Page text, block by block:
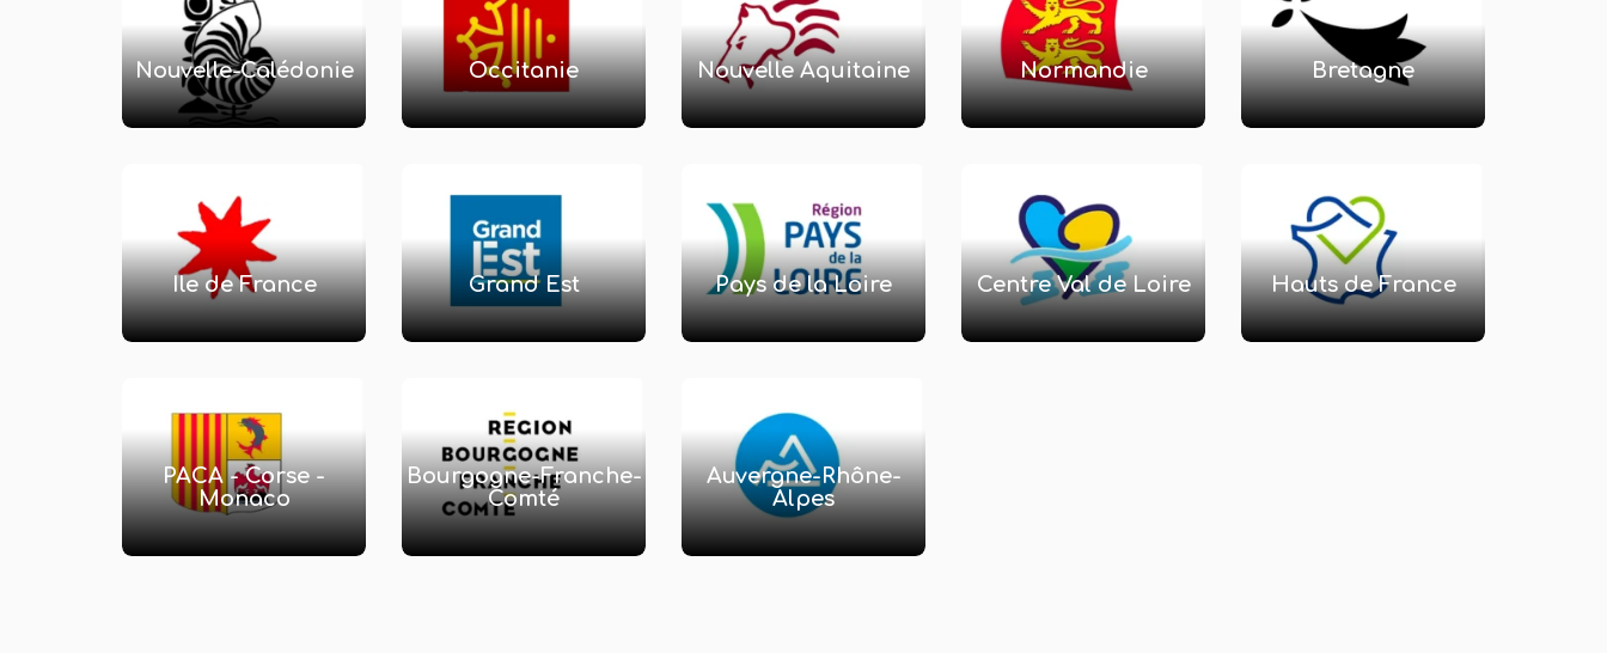
Nouvelle-Calédonie Occitanie Nouvelle Aquitaine Normandie Bretagne
Ile de France Grand Est Pays de la Loire Centre Val de Loire Hauts de France
PACA - Corse -
Monaco
Bourgogne-Franche-
Comté
Auvergne-Rhône-
Alpes